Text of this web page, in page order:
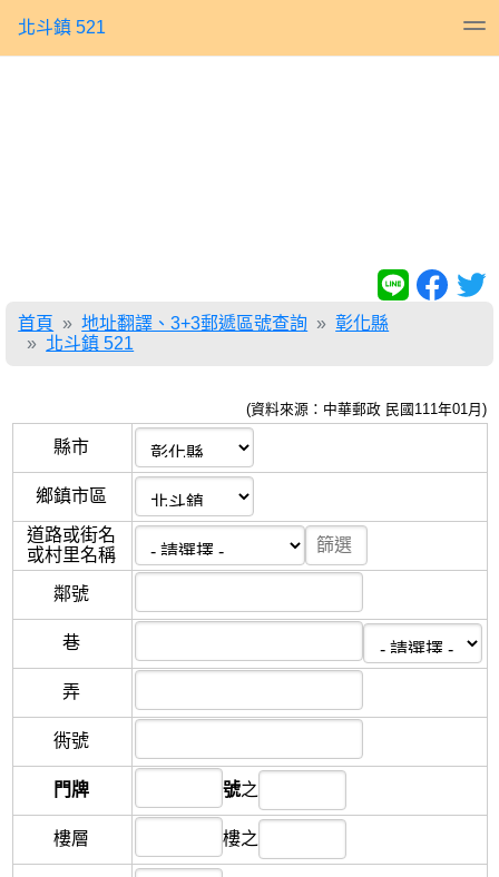
北斗鎮 521
首頁 地址翻譯、3+3郵遞區號查詢
彰化縣
北斗鎮 521
(資料來源：中華郵政 民國111年01月)
縣市
鄉鎮市區
道路或街名
或村里名稱
鄰號
巷
弄
衖號
門牌 號之
樓層 樓之